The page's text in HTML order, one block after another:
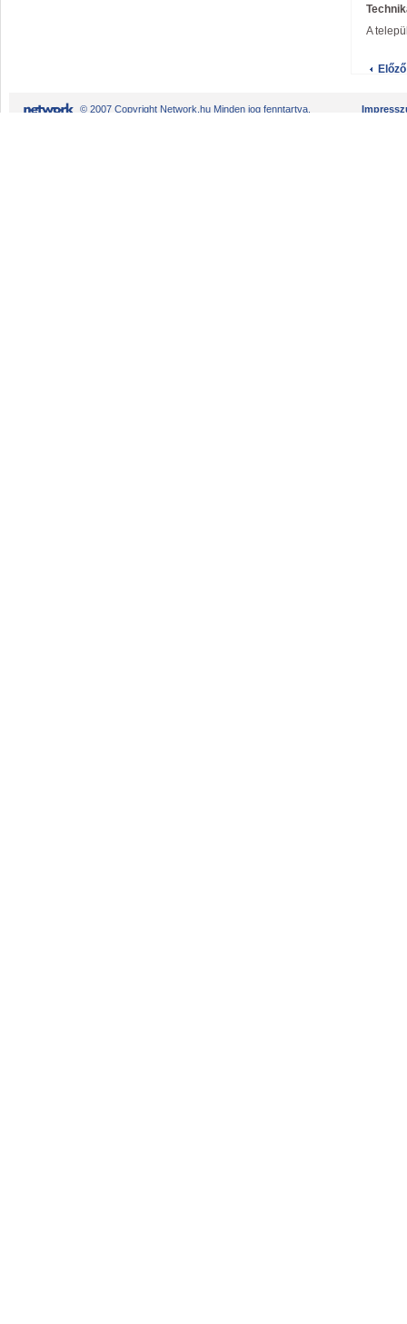
A
Előző
© 2007 Copyright Network.hu Minden jog fenntartva.